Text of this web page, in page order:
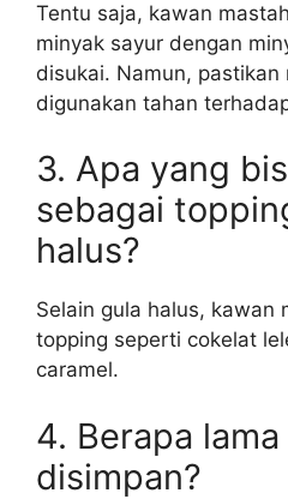
Tentu saja, kawan
minyak sayur dengan
disukai. Namun, pastikan
digunakan tahan
3. Apa yang
sebagai
halus?
Selain gula halus, kawan
topping seperti cokelat
caramel.
4. Berapa
disimpan?